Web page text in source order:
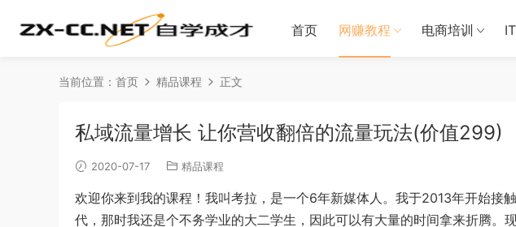
首页 网赚教程 电商培训
当前位置： 首页 精品课程 正文
私域流量增长 让你营收翻倍的流量玩法(价值299)
2020-07-17 精品课程
欢迎你来到我的课程！我叫考拉，是一个6年新媒体人。我于2013年开始接
代，那时我还是个不务学业的大二学生，因此可以有大量的时间拿来折腾。